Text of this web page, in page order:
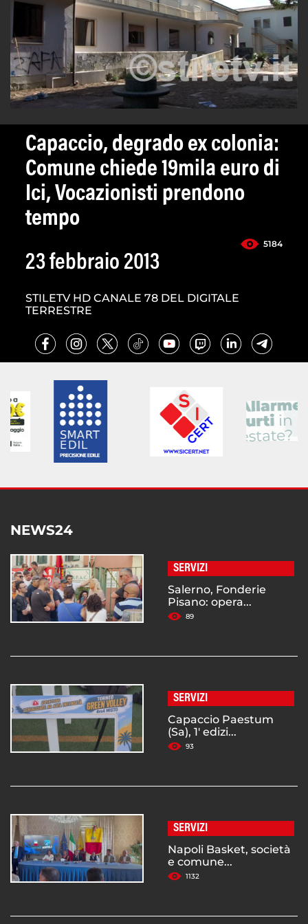
Capaccio, degrado ex colonia:
Comune chiede 19mila euro di
Ici, Vocazionisti prendono
tempo
5184
23 febbraio 2013
STILETV HD CANALE 78 DEL DIGITALE
TERRESTRE
NEWS24
SERVIZI
Salerno, Fonderie
Pisano: opera...
89
SERVIZI
Capaccio Paestum
(Sa), 1' edizi...
93
SERVIZI
Napoli Basket, società
e comune...
1132